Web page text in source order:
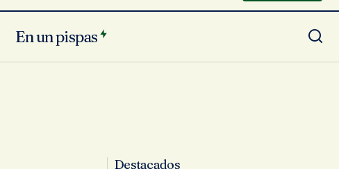
Suscríbete
En un pispas
Destacados